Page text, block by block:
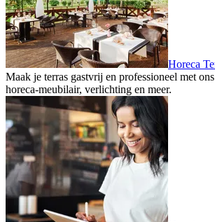
Horeca
Maak je terras gastvrij en professioneel met
horeca‑meubilair, verlichting en meer.